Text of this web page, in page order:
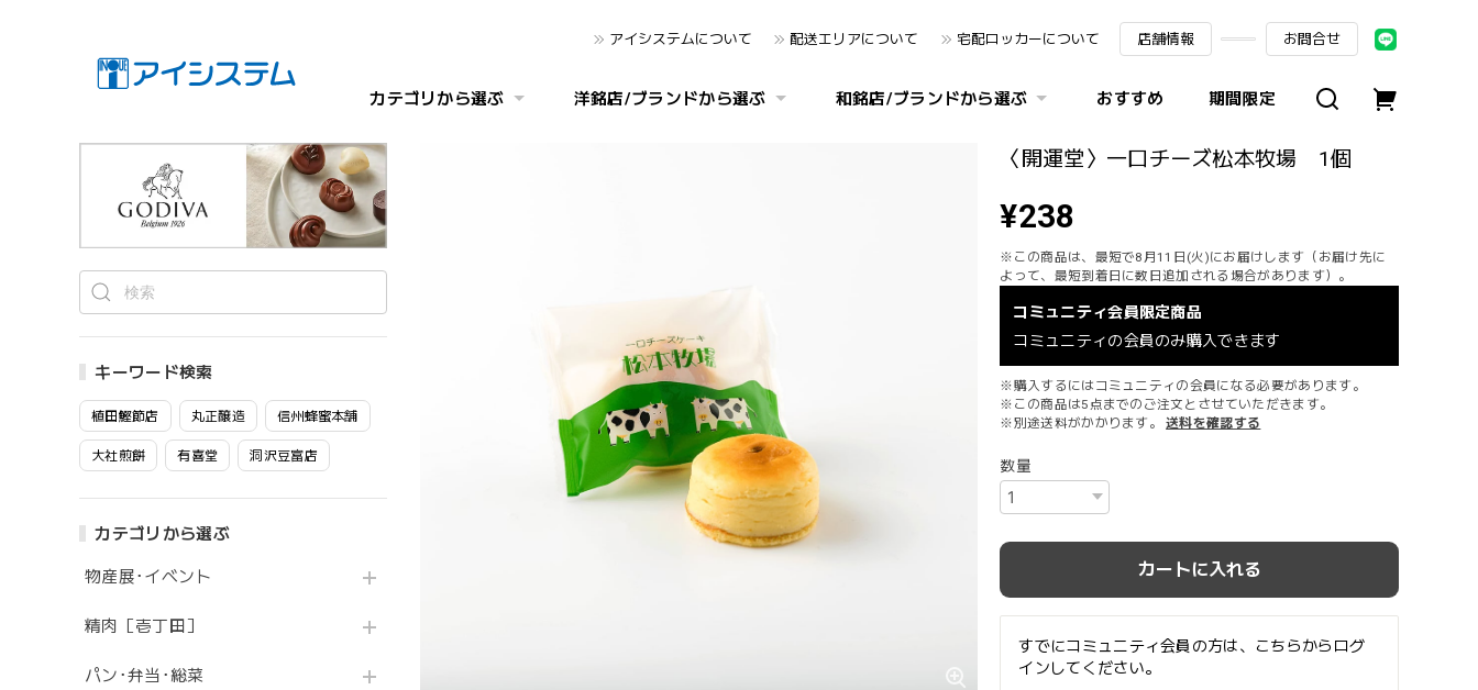
アイシステムについて 配送エリアについて 宅配ロッカーについて 店舗情報 お問合せ
カテゴリから選ぶ 洋銘店/ブランドから選ぶ 和銘店/ブランドから選ぶ おすすめ 期間限定
キーワード検索
植田鰹節店 丸正醸造 信州蜂蜜本舗
大社煎餅 有喜堂 洞沢豆富店
カテゴリから選ぶ
物産展･イベント
精肉［壱丁田］
パン･弁当･総菜
〈開運堂〉一口チーズ松本牧場 1個
¥238
※この商品は、最短で8月11日(火)にお届けします（お届け先に
よって、最短到着日に数日追加される場合があります）。
コミュニティ会員限定商品
コミュニティの会員のみ購入できます
※購入するにはコミュニティの会員になる必要があります。
※この商品は5点までのご注文とさせていただきます。
※別途送料がかかります。
送料を確認する
数量
カートに入れる
すでにコミュニティ会員の方は、こちらからログ
インしてください。